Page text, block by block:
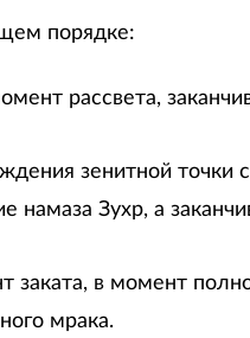
порядке:
рассвета,
зенитной точки
Зухр, а
в момент
мрака.